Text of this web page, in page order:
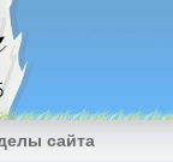
сайта